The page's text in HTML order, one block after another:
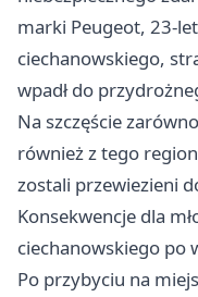
marki Peugeot, 23-
ciechanowskiego,
wpadł do
Na szczęście
również z tego
zostali przewiezieni
Konsekwencje dla
ciechanowskiego po
Po przybyciu na